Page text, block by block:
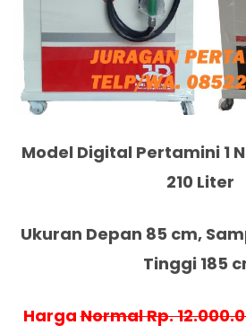
Model Digital Pertamini 1
210 Liter
Ukuran Depan 85 cm,
Tinggi 185
HargaNormal Rp.